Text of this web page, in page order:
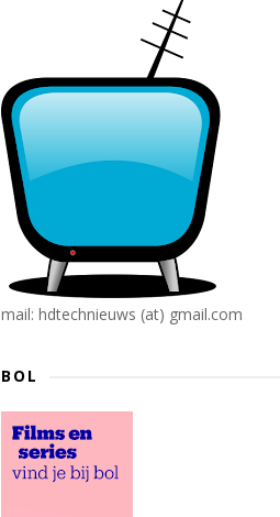
mail: hdtechnieuws (at) gmail.com
BOL